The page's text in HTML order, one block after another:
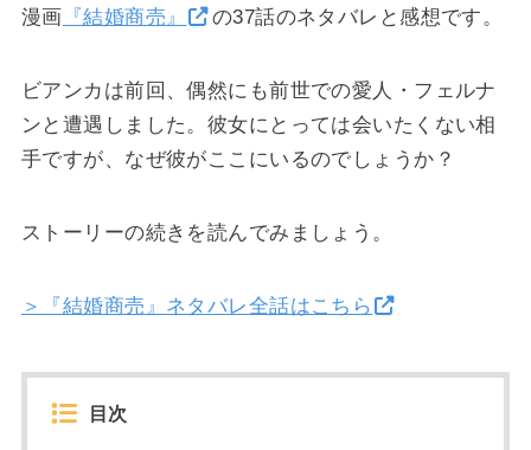
漫画 『結婚商売』 の37話のネタバレと感想です。
ビアンカは前回、偶然にも前世での愛人・フェルナ
ンと遭遇しました。彼女にとっては会いたくない相
手ですが、なぜ彼がここにいるのでしょうか？
ストーリーの続きを読んでみましょう。
＞『結婚商売』ネタバレ全話はこちら
目次